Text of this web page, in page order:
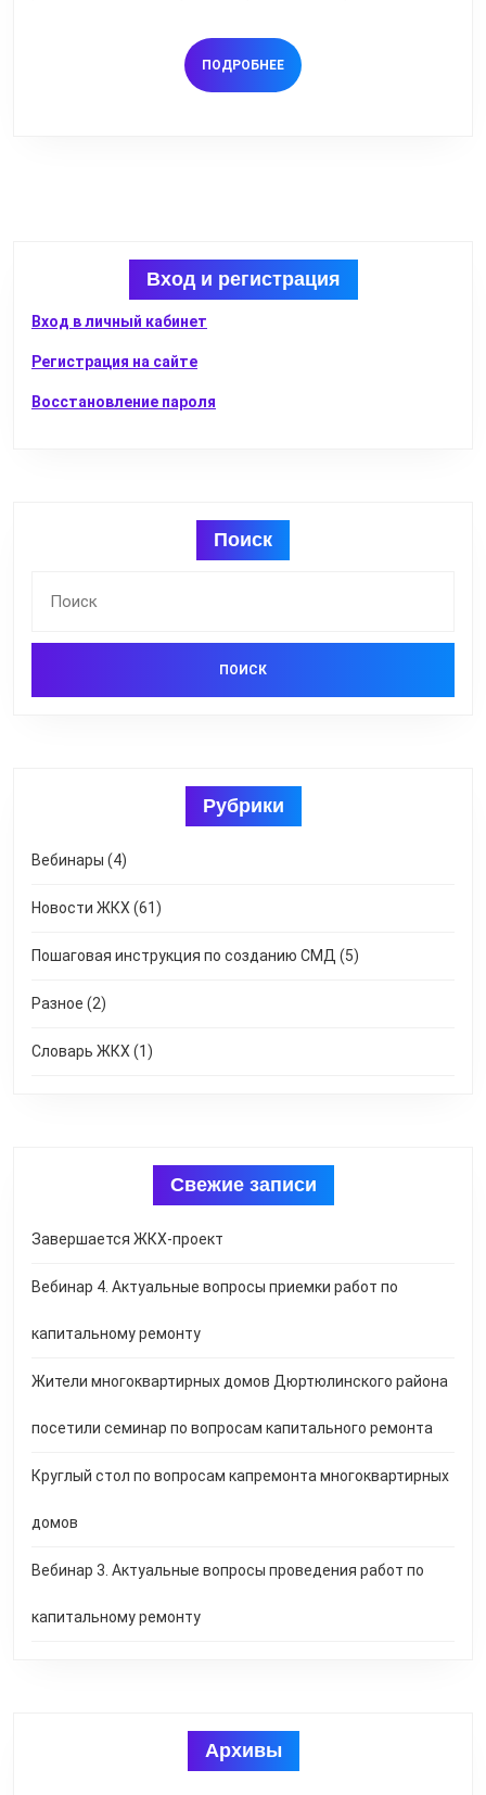
на
круглых
ПОДРОБНЕЕПОДРОБНЕЕ
Вход и регистрация
Вход в личный кабинет
Регистрация на сайте
Восстановление пароля
Поиск
Рубрики
Вебинары (4)
Новости ЖКХ (61)
Пошаговая инструкция по созданию СМД (5)
Разное (2)
Словарь ЖКХ (1)
Свежие записи
Завершается ЖКХ-проект
Вебинар 4. Актуальные вопросы приемки работ по
капитальному ремонту
Жители многоквартирных домов Дюртюлинского района
посетили семинар по вопросам капитального ремонта
Круглый стол по вопросам капремонта многоквартирных
домов
Вебинар 3. Актуальные вопросы проведения работ по
капитальному ремонту
Архивы